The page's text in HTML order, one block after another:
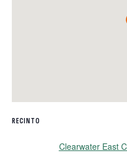
RECINTO
Clearwater East